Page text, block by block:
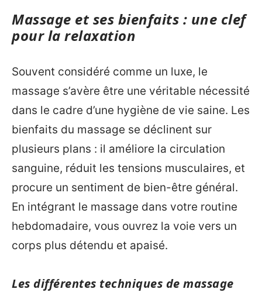
Massage et ses bienfaits : une clef
pour la relaxation
Souvent considéré comme un luxe, le
massage s’avère être une véritable nécessité
dans le cadre d’une hygiène de vie saine. Les
bienfaits du massage se déclinent sur
plusieurs plans : il améliore la circulation
sanguine, réduit les tensions musculaires, et
procure un sentiment de bien-être général.
En intégrant le massage dans votre routine
hebdomadaire, vous ouvrez la voie vers un
corps plus détendu et apaisé.
Les différentes techniques de massage